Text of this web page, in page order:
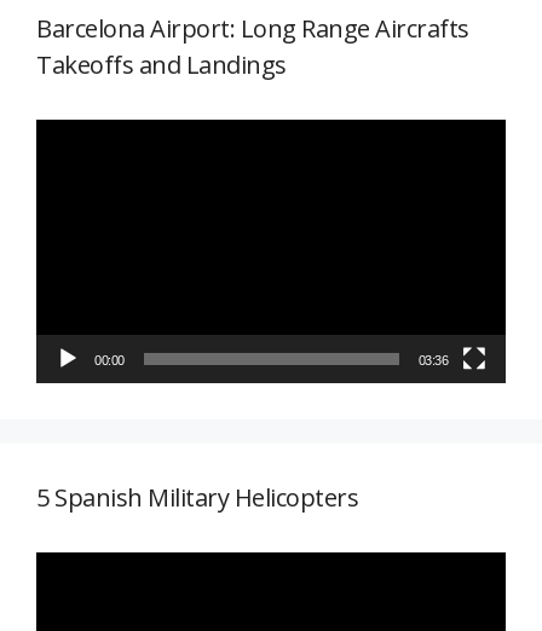
Barcelona Airport: Long Range Aircrafts
Takeoffs and Landings
00:00 03:36
5 Spanish Military Helicopters